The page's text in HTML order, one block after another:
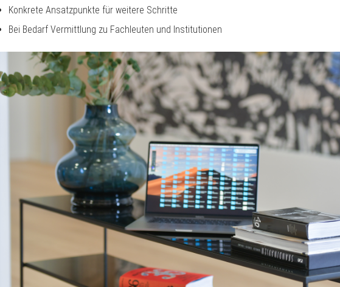
Konkrete Ansatzpunkte für weitere Schritte
Bei Bedarf Vermittlung zu Fachleuten und Institutionen